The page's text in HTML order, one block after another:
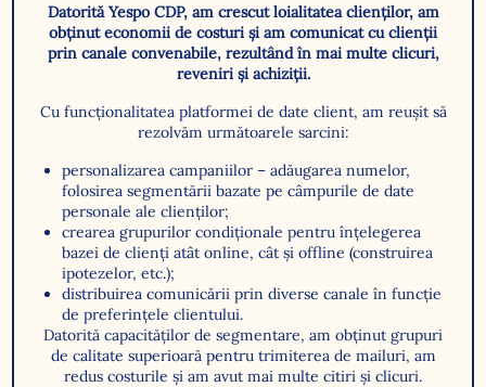
Datorită Yespo CDP, am crescut loialitatea clienților, am
obținut economii de costuri și am comunicat cu clienții
prin canale convenabile, rezultând în mai multe clicuri,
reveniri și achiziții.
Cu funcționalitatea platformei de date client, am reușit să
rezolvăm următoarele sarcini:
personalizarea campaniilor – adăugarea numelor,
folosirea segmentării bazate pe câmpurile de date
personale ale clienților;
crearea grupurilor condiționale pentru înțelegerea
bazei de clienți atât online, cât și offline (construirea
ipotezelor, etc.);
distribuirea comunicării prin diverse canale în funcție
de preferințele clientului.
Datorită capacităților de segmentare, am obținut grupuri
de calitate superioară pentru trimiterea de mailuri, am
redus costurile și am avut mai multe citiri și clicuri.